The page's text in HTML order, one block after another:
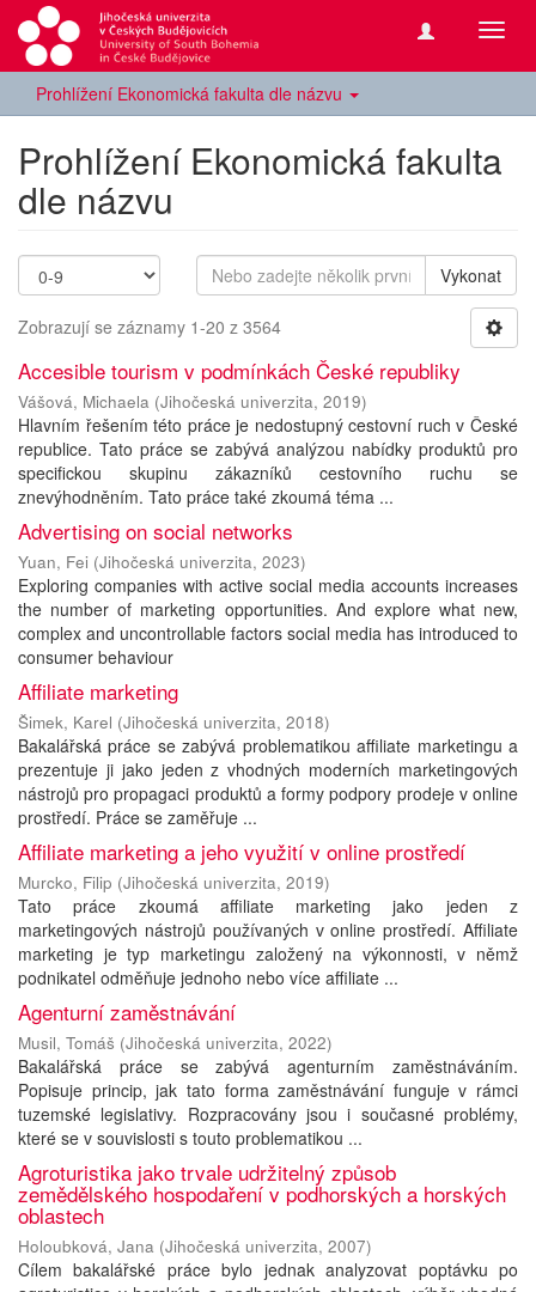
Prohlížení Ekonomická fakulta dle názvu
Prohlížení Ekonomická fakulta
dle názvu
Vykonat
Zobrazují se záznamy 1-20 z 3564
Accesible tourism v podmínkách České republiky
Vášová, Michaela (Jihočeská univerzita, 2019)
Hlavním řešením této práce je nedostupný cestovní ruch v České
republice. Tato práce se zabývá analýzou nabídky produktů pro
specifickou skupinu zákazníků cestovního ruchu se
znevýhodněním. Tato práce také zkoumá téma ...
Advertising on social networks
Yuan, Fei (Jihočeská univerzita, 2023)
Exploring companies with active social media accounts increases
the number of marketing opportunities. And explore what new,
complex and uncontrollable factors social media has introduced to
consumer behaviour
Affiliate marketing
Šimek, Karel (Jihočeská univerzita, 2018)
Bakalářská práce se zabývá problematikou affiliate marketingu a
prezentuje ji jako jeden z vhodných moderních marketingových
nástrojů pro propagaci produktů a formy podpory prodeje v online
prostředí. Práce se zaměřuje ...
Affiliate marketing a jeho využití v online prostředí
Murcko, Filip (Jihočeská univerzita, 2019)
Tato práce zkoumá affiliate marketing jako jeden z
marketingových nástrojů používaných v online prostředí. Affiliate
marketing je typ marketingu založený na výkonnosti, v němž
podnikatel odměňuje jednoho nebo více affiliate ...
Agenturní zaměstnávání
Musil, Tomáš (Jihočeská univerzita, 2022)
Bakalářská práce se zabývá agenturním zaměstnáváním.
Popisuje princip, jak tato forma zaměstnávání funguje v rámci
tuzemské legislativy. Rozpracovány jsou i současné problémy,
které se v souvislosti s touto problematikou ...
Agroturistika jako trvale udržitelný způsob
zemědělského hospodaření v podhorských a horských
oblastech
Holoubková, Jana (Jihočeská univerzita, 2007)
Cílem bakalářské práce bylo jednak analyzovat poptávku po